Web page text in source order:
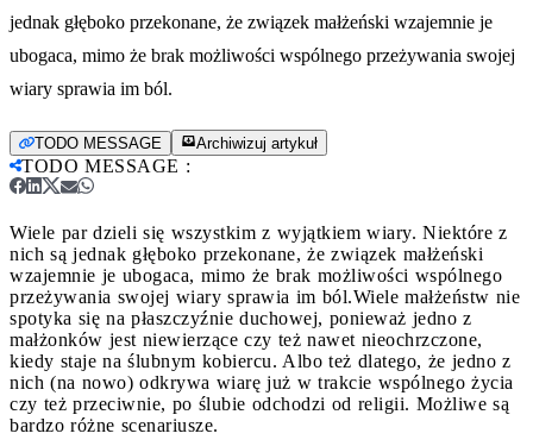
jednak głęboko przekonane, że związek małżeński wzajemnie je
ubogaca, mimo że brak możliwości wspólnego przeżywania swojej
wiary sprawia im ból.
TODO MESSAGE Archiwizuj artykuł
TODO MESSAGE :
Wiele par dzieli się wszystkim z wyjątkiem wiary. Niektóre z
nich są jednak głęboko przekonane, że związek małżeński
wzajemnie je ubogaca, mimo że brak możliwości wspólnego
przeżywania swojej wiary sprawia im ból.Wiele małżeństw nie
spotyka się na płaszczyźnie duchowej, ponieważ jedno z
małżonków jest niewierzące czy też nawet nieochrzczone,
kiedy staje na ślubnym kobiercu. Albo też dlatego, że jedno z
nich (na nowo) odkrywa wiarę już w trakcie wspólnego życia
czy też przeciwnie, po ślubie odchodzi od religii. Możliwe są
bardzo różne scenariusze.